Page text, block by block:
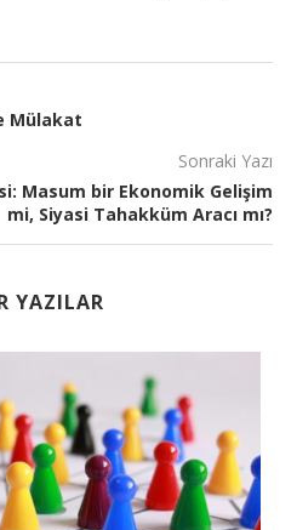
Mülakat
Sonraki Yazı
Masum bir Ekonomik Gelişim
mi, Siyasi Tahakküm Aracı mı?
YAZILAR